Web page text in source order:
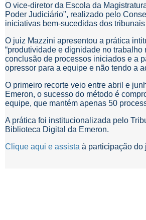
O vice-diretor da Escola da
Poder Judiciário", realizado pelo
iniciativas bem-sucedidas dos
O juiz Mazzini apresentou a prática
“produtividade e dignidade no
conclusão de processos iniciados e a
opressor para a equipe e não tendo a
O primeiro recorte veio entre abril e
Emeron, o sucesso do método é
equipe, que mantém apenas 50
A prática foi institucionalizada pelo
Biblioteca Digital da Emeron.
Clique aqui e assista à participação do